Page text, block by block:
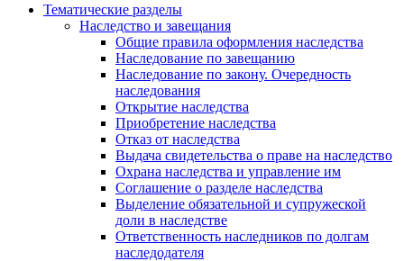
Тематические разделы
Наследство и завещания
Общие правила оформления наследства
Наследование по завещанию
Наследование по закону. Очередность
наследования
Открытие наследства
Приобретение наследства
Отказ от наследства
Выдача свидетельства о праве на наследство
Охрана наследства и управление им
Соглашение о разделе наследства
Выделение обязательной и супружеской
доли в наследстве
Ответственность наследников по долгам
наследодателя